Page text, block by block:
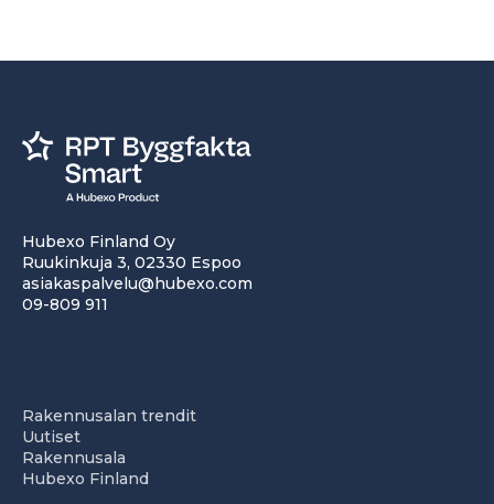
Hubexo Finland Oy
Ruukinkuja 3, 02330 Espoo
asiakaspalvelu@hubexo.com
09-809 911
Rakennusalan trendit
Uutiset
Rakennusala
Hubexo Finland